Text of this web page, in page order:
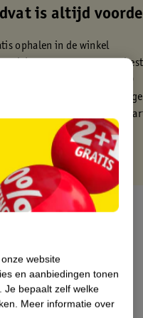
is altijd
ophalen in de winkel
werkdagen voor 22:00 uur
thuisbezorgd vanaf 50.00
retourneren binnen 30
punten met je Kruidvat
website
en aanbiedingen tonen
Je bepaalt zelf welke
Meer informatie over